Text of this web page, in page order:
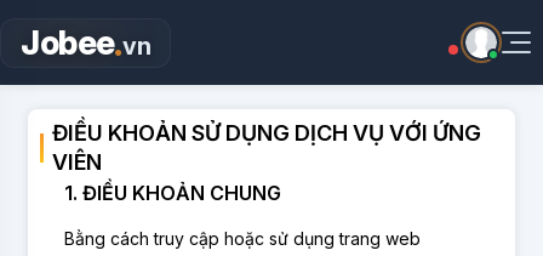
Jobee.vn
ĐIỀU KHOẢN SỬ DỤNG DỊCH VỤ VỚI ỨNG
VIÊN
1. ĐIỀU KHOẢN CHUNG
Bằng cách truy cập hoặc sử dụng trang web